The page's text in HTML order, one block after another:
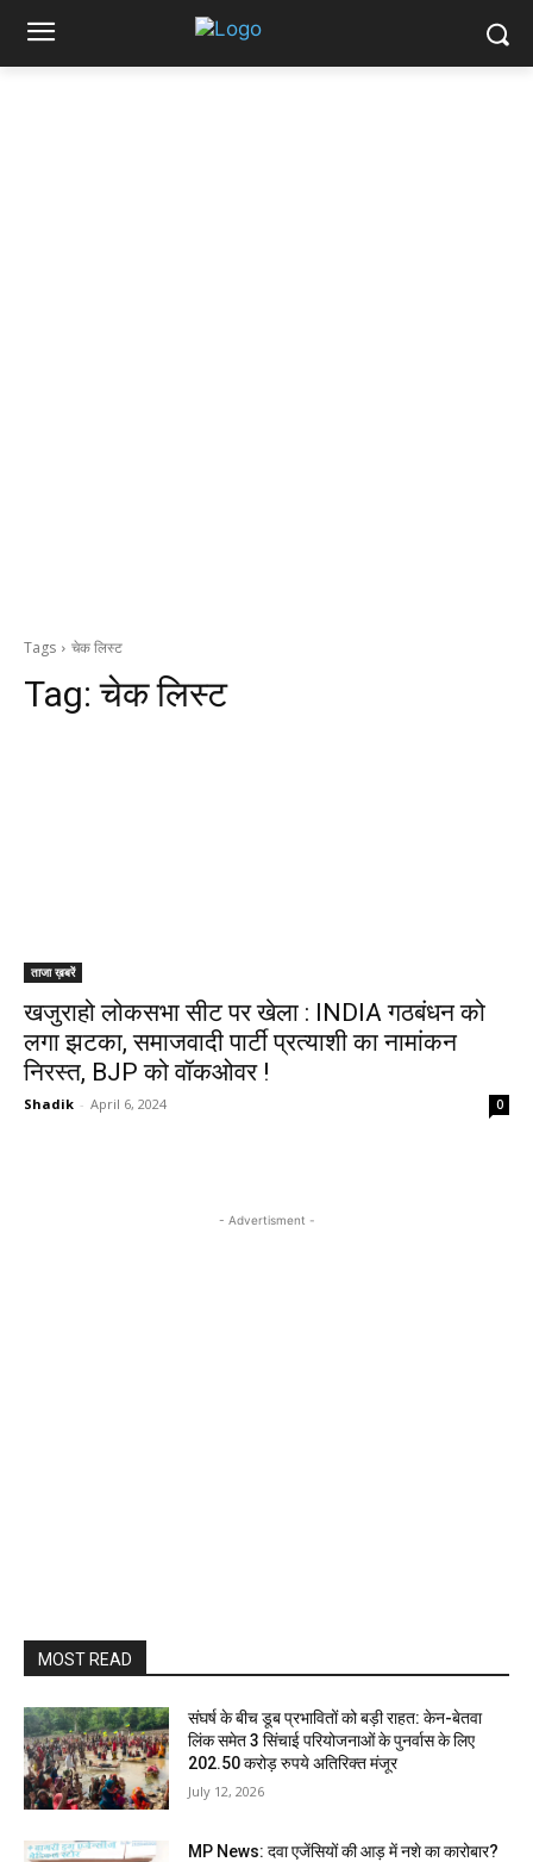
Tags चेक लिस्ट
Tag:चेक लिस्ट
ताजा ख़बरें
खजुराहो लोकसभा सीट पर खेला : INDIA गठबंधन को
लगा झटका, समाजवादी पार्टी प्रत्याशी का नामांकन
निरस्त, BJP को वॉकओवर !
Shadik - April 6, 2024 0
- Advertisment -
MOST READ
संघर्ष के बीच डूब प्रभावितों को बड़ी राहत: केन-बेतवा
लिंक समेत 3 सिंचाई परियोजनाओं के पुनर्वास के लिए
202.50 करोड़ रुपये अतिरिक्त मंजूर
July 12, 2026
MP News: दवा एजेंसियों की आड़ में नशे का कारोबार?